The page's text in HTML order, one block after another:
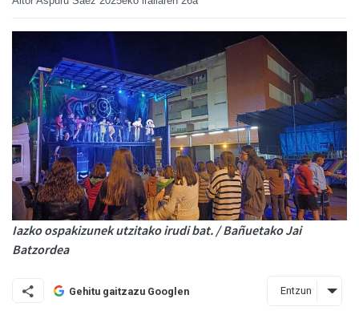
Iazko ospakizunek utzitako irudi bat. / Bañuetako Jai
Batzordea
Gehitu gaitzazu Googlen Entzun